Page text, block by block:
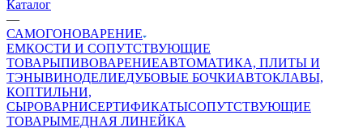
Каталог
—
САМОГОНОВАРЕНИЕ
ЕМКОСТИ И СОПУТСТВУЮЩИЕ
ТОВАРЫПИВОВАРЕНИЕАВТОМАТИКА, ПЛИТЫ И
ТЭНЫВИНОДЕЛИЕДУБОВЫЕ БОЧКИАВТОКЛАВЫ,
КОПТИЛЬНИ,
СЫРОВАРНИСЕРТИФИКАТЫСОПУТСТВУЮЩИЕ
ТОВАРЫМЕДНАЯ ЛИНЕЙКА